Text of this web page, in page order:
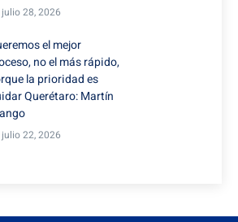
julio 28, 2026
el mejor
no el más rápido,
la prioridad es
Querétaro: Martín
julio 22, 2026